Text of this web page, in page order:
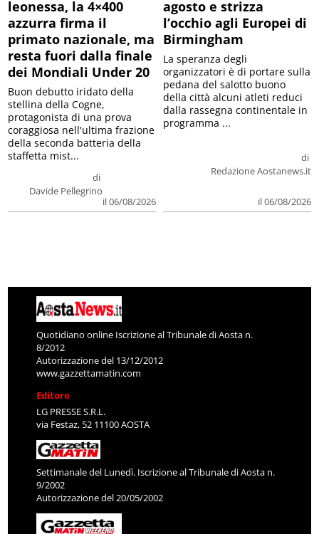
leonessa, la 4×400
azzurra firma il
primato nazionale, ma
resta fuori dalla finale
dei Mondiali Under 20
di
Davide Pellegrino
il 06/08/2026
Buon debutto iridato della
stellina della Cogne,
protagonista di una prova
coraggiosa nell'ultima frazione
della seconda batteria della
staffetta mist...
agosto e strizza
l’occhio agli Europei di
Birmingham
di
Redazione Aostanews.it
il 06/08/2026
La speranza degli
organizzatori è di portare sulla
pedana del salotto buono
della città alcuni atleti reduci
dalla rassegna continentale in
programma ...
Quotidiano online Iscrizione al Tribunale di Aosta n.
8/2012
Autorizzazione del 13/12/2012
www.gazzettamatin.com
Editore
LG PRESSE S.R.L.
via Festaz, 52 11100 AOSTA
Settimanale del Lunedì. Iscrizione al Tribunale di Aosta n.
9/2002
Autorizzazione del 20/05/2002